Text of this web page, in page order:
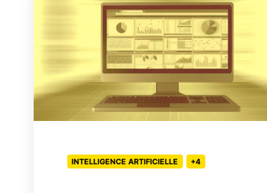
numériques
Comment
technologie
INTELLIGENCE ARTIFICIELLE +4